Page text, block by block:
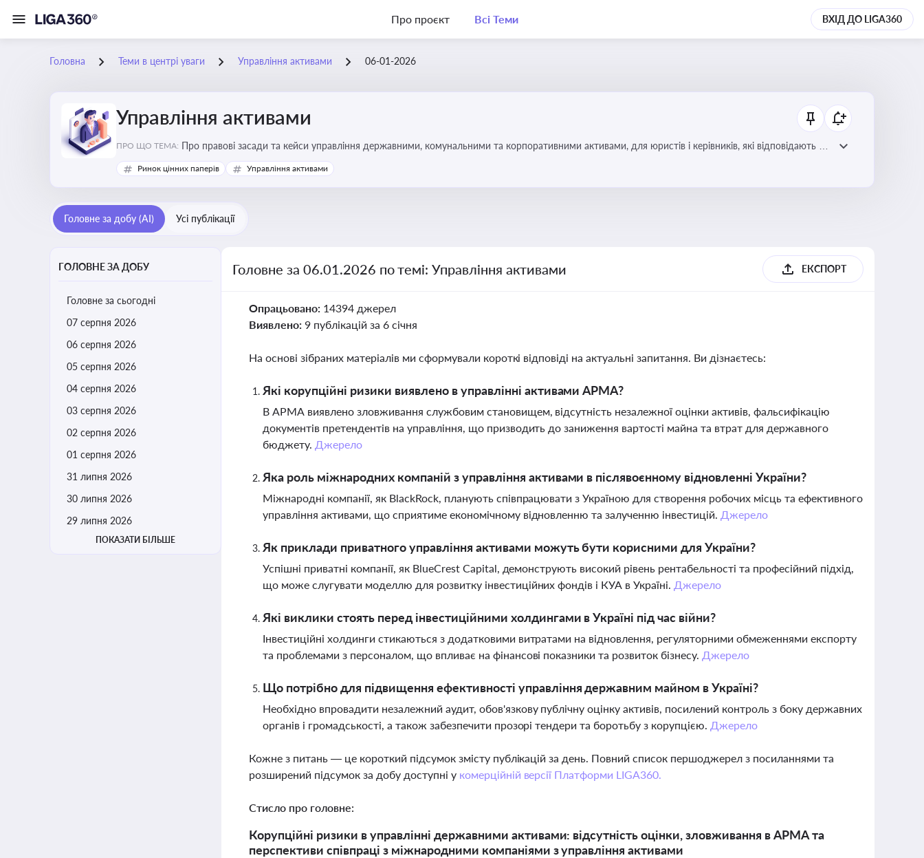
Про проєкт Всі Теми ВХІД ДО LIGA360
Головна Теми в центрі уваги Управління активами 06-01-2026
Управління активами
ПРО ЩО ТЕМА: Про правові засади та кейси управління державними, комунальними та корпоративними активами, для юристів і керівників, які відповідають за
збереження та ефективне використання майна підприємств і держави
Ринок цінних паперів Управління активами
Головне за добу (AI) Усі публікації
ГОЛОВНЕ ЗА ДОБУ
Головне за сьогодні
07 серпня 2026
06 серпня 2026
05 серпня 2026
04 серпня 2026
03 серпня 2026
02 серпня 2026
01 серпня 2026
31 липня 2026
30 липня 2026
29 липня 2026
ПОКАЗАТИ БІЛЬШЕ
Головне за 06.01.2026 по темі: Управління активами ЕКСПОРТ
Опрацьовано: 14394 джерел
Виявлено: 9 публікацій за 6 січня
На основі зібраних матеріалів ми сформували короткі відповіді на актуальні запитання. Ви дізнаєтесь:
Які корупційні ризики виявлено в управлінні активами АРМА?
В АРМА виявлено зловживання службовим становищем, відсутність незалежної оцінки активів, фальсифікацію
документів претендентів на управління, що призводить до заниження вартості майна та втрат для державного
бюджету. Джерело
Яка роль міжнародних компаній з управління активами в післявоєнному відновленні України?
Міжнародні компанії, як BlackRock, планують співпрацювати з Україною для створення робочих місць та ефективного
управління активами, що сприятиме економічному відновленню та залученню інвестицій. Джерело
Як приклади приватного управління активами можуть бути корисними для України?
Успішні приватні компанії, як BlueCrest Capital, демонструють високий рівень рентабельності та професійний підхід,
що може слугувати моделлю для розвитку інвестиційних фондів і КУА в Україні. Джерело
Які виклики стоять перед інвестиційними холдингами в Україні під час війни?
Інвестиційні холдинги стикаються з додатковими витратами на відновлення, регуляторними обмеженнями експорту
та проблемами з персоналом, що впливає на фінансові показники та розвиток бізнесу. Джерело
Що потрібно для підвищення ефективності управління державним майном в Україні?
Необхідно впровадити незалежний аудит, обов'язкову публічну оцінку активів, посилений контроль з боку державних
органів і громадськості, а також забезпечити прозорі тендери та боротьбу з корупцією. Джерело
Кожне з питань — це короткий підсумок змісту публікацій за день. Повний список першоджерел з посиланнями та
розширений підсумок за добу доступні у комерційній версії Платформи LIGA360.
Стисло про головне:
Корупційні ризики в управлінні державними активами: відсутність оцінки, зловживання в АРМА та
перспективи співпраці з міжнародними компаніями з управління активами